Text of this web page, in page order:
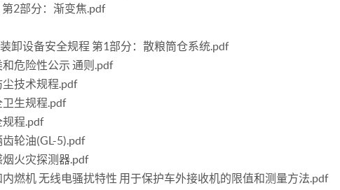
2部分：渐变焦.pdf
卸设备安全规程 第1部分：散粮筒仓系统.pdf
危险性公示 通则.pdf
技术规程.pdf
生规程.pdf
规程.pdf
轮油(GL-5).pdf
火灾探测器.pdf
燃机 无线电骚扰特性 用于保护车外接收机的限值和测量方法.pdf